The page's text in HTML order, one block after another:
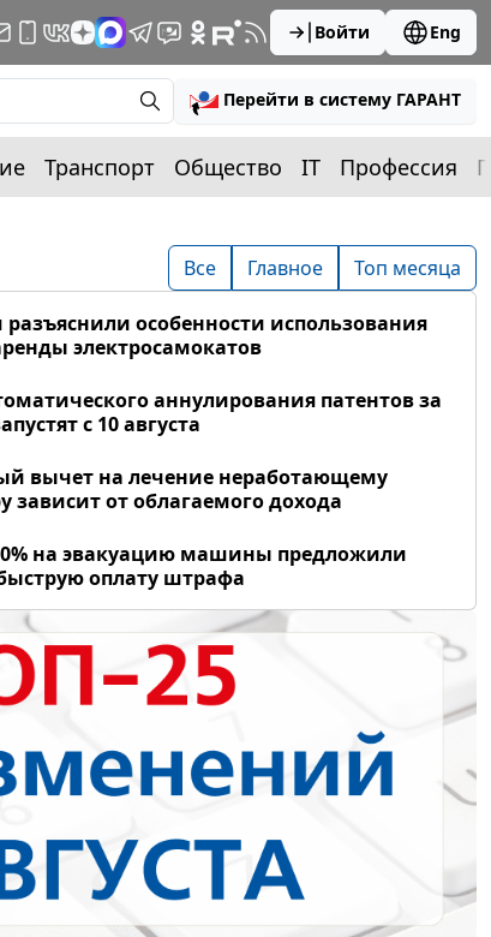
Войти Eng
Перейти в систему ГАРАНТ
Транспорт Общество IT Профессия
Все Главное Топ месяца
разъяснили особенности использования
электросамокатов
аннулирования патентов за
с 10 августа
вычет на лечение неработающему
зависит от облагаемого дохода
на эвакуацию машины предложили
оплату штрафа